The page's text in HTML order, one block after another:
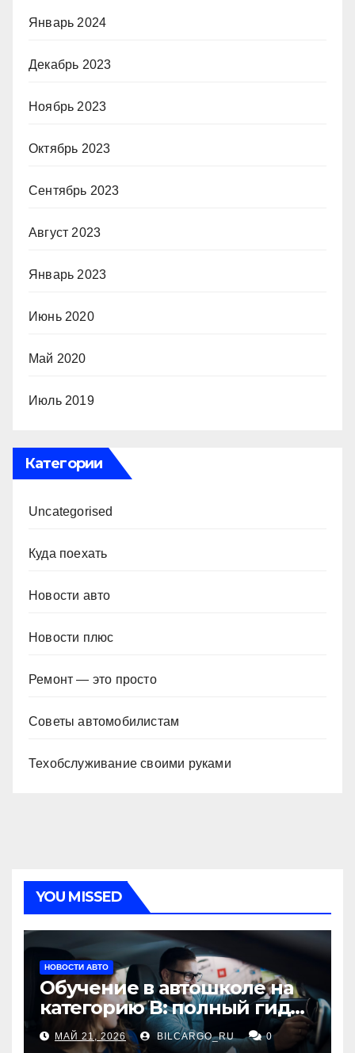
Январь 2024
Декабрь 2023
Ноябрь 2023
Октябрь 2023
Сентябрь 2023
Август 2023
Январь 2023
Июнь 2020
Май 2020
Июль 2019
Категории
Uncategorised
Куда поехать
Новости авто
Новости плюс
Ремонт — это просто
Советы автомобилистам
Техобслуживание своими руками
YOU MISSED
НОВОСТИ АВТО
Обучение в автошколе на
категорию В: полный гид
для будущих водителей
МАЙ 21, 2026 BILCARGO_RU 0